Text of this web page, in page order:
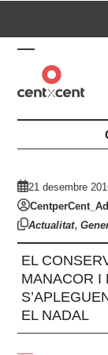
Open
mobile
menu
Close
mobile
menu
21 desembre
Actualitat,
EL
MANACOR I
EL NADAL